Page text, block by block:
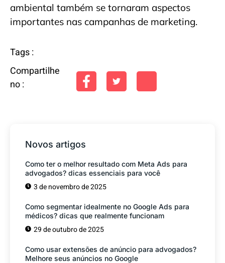
ambiental também se tornaram aspectos
importantes nas campanhas de marketing.
Tags :
Compartilhe
no :
Novos artigos
Como ter o melhor resultado com Meta Ads para
advogados? dicas essenciais para você
3 de novembro de 2025
Como segmentar idealmente no Google Ads para
médicos? dicas que realmente funcionam
29 de outubro de 2025
Como usar extensões de anúncio para advogados?
Melhore seus anúncios no Google